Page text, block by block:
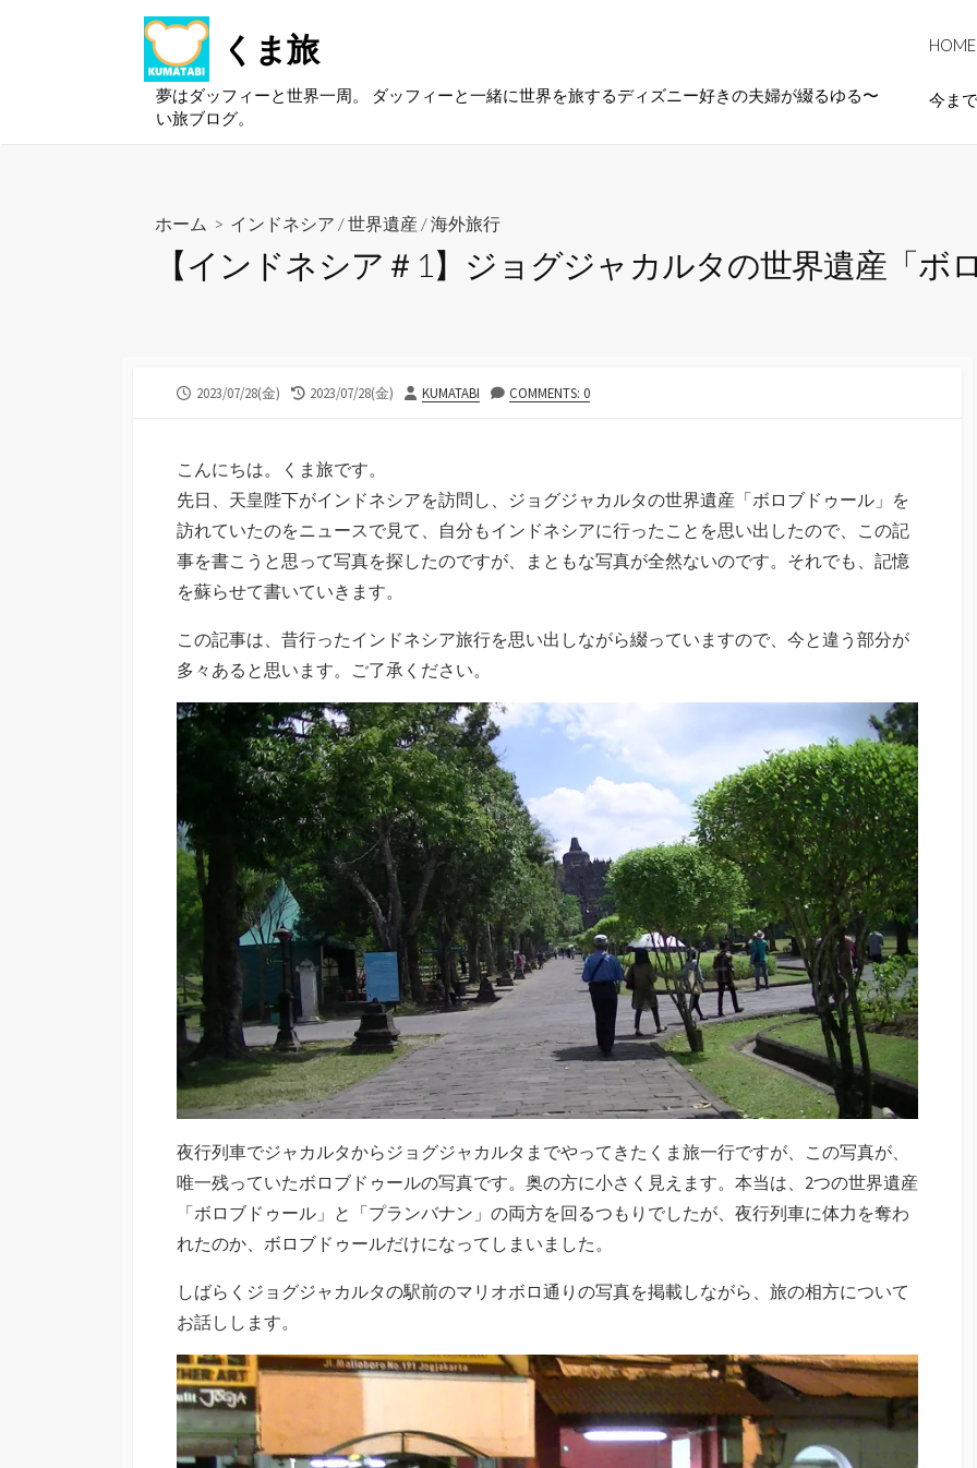
くま旅
夢はダッフィーと世界一周。 ダッフィーと一緒に世界を旅するディズニー好きの夫婦が綴るゆる〜
い旅ブログ。
HOME
今ま
ホーム > インドネシア /世界遺産 /海外旅行
【インドネシア＃1】ジョグジャカルタの世界遺産「ボ
公
2023/07/28(金)
最
日
2023/07/28(金)
投
KUMATABI COMMENTS: 0
こんにちは。くま旅です。
先日、天皇陛下がインドネシアを訪問し、ジョグジャカルタの世界遺産「ボロブドゥール」を
訪れていたのをニュースで見て、自分もインドネシアに行ったことを思い出したので、この記
事を書こうと思って写真を探したのですが、まともな写真が全然ないのです。それでも、記憶
を蘇らせて書いていきます。
この記事は、昔行ったインドネシア旅行を思い出しながら綴っていますので、今と違う部分が
多々あると思います。ご了承ください。
夜行列車でジャカルタからジョグジャカルタまでやってきたくま旅一行ですが、この写真が、
唯一残っていたボロブドゥールの写真です。奥の方に小さく見えます。本当は、2つの世界遺産
「ボロブドゥール」と「プランバナン」の両方を回るつもりでしたが、夜行列車に体力を奪わ
れたのか、ボロブドゥールだけになってしまいました。
しばらくジョグジャカルタの駅前のマリオボロ通りの写真を掲載しながら、旅の相方について
お話しします。